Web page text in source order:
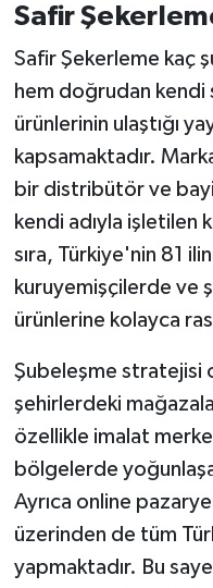
Safir
Safir Şekerleme kaç
hem doğrudan kendi
ürünlerinin ulaştığı
kapsamaktadır.
bir distribütör ve
kendi adıyla işletilen
sıra, Türkiye'nin 81
kuruyemişçilerde ve
ürünlerine kolayca
Şubeleşme stratejisi
şehirlerdeki
özellikle imalat
bölgelerde
Ayrıca online
üzerinden de tüm
yapmaktadır. Bu